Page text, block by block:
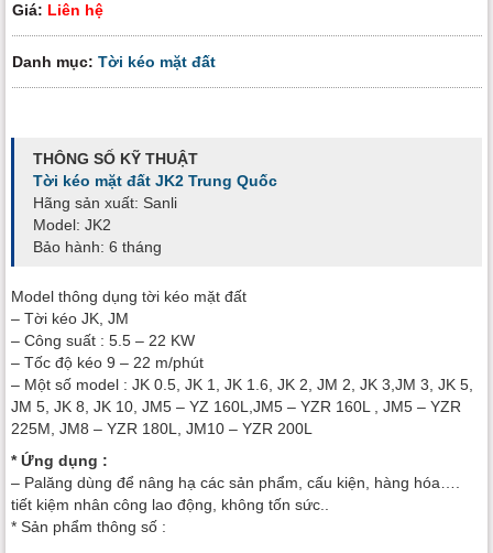
Giá: Liên hệ
Danh mục: Tời kéo mặt đất
THÔNG SỐ KỸ THUẬT
Tời kéo mặt đất JK2 Trung Quốc
Hãng sản xuất: Sanli
Model: JK2
Bảo hành: 6 tháng
Model thông dụng tời kéo mặt đất
– Tời kéo JK, JM
– Công suất : 5.5 – 22 KW
– Tốc độ kéo 9 – 22 m/phút
– Một số model : JK 0.5, JK 1, JK 1.6, JK 2, JM 2, JK 3,JM 3, JK 5,
JM 5, JK 8, JK 10, JM5 – YZ 160L,JM5 – YZR 160L , JM5 – YZR
225M, JM8 – YZR 180L, JM10 – YZR 200L
* Ứng dụng :
– Palăng dùng để nâng hạ các sản phẩm, cấu kiện, hàng hóa….
tiết kiệm nhân công lao động, không tốn sức..
* Sản phẩm thông số :